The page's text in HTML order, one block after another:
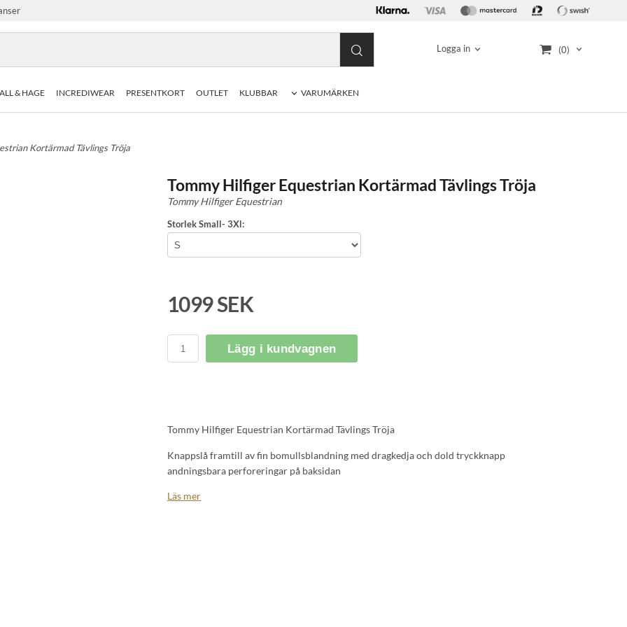
Logga in (0)
& HAGE INCREDIWEAR PRESENTKORT OUTLET KLUBBAR VARUMÄRKEN
Kortärmad Tävlings Tröja
Tommy Hilfiger Equestrian Kortärmad Tävlings Tröja
Tommy Hilfiger Equestrian
Storlek Small- 3Xl:
1099 SEK
Lägg i kundvagnen
Tommy Hilfiger Equestrian Kortärmad Tävlings Tröja
Knappslå framtill av fin bomullsblandning med dragkedja och dold tryckknapp
andningsbara perforeringar på baksidan
Slim Fit
Läs mer